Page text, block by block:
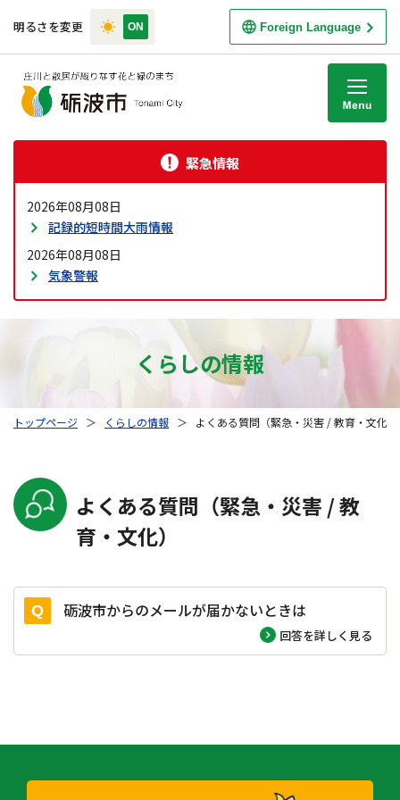
明るさを変更 Foreign Language
緊急情報
2026年08月08日
記録的短時間大雨情報
2026年08月08日
気象警報
くらしの情報
トップページ ＞ くらしの情報 ＞ よくある質問（緊急・災害 / 教育・文化）
よくある質問（緊急・災害 / 教
育・文化）
砺波市からのメールが届かないときは
回答を詳しく見る